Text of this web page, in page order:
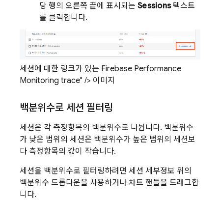
당 행의 오른쪽 끝에 표시되는 Sessions텍스트
를 클릭합니다.
세션에 대한 링크가 있는 Firebase Performance
Monitoring trace" /> 이미지
백분위수로 세션 필터링
세션은 각 측정항목의 백분위수로 나뉩니다. 백분위수
가 낮은 범위의 세션은 백분위수가 높은 범위의 세션보
다 측정항목의 값이 작습니다.
세션을 백분위수로 필터링하려면 세션 세부정보 위의
백분위수 드롭다운을 사용하거나 차트 핸들을 드래그합
니다.